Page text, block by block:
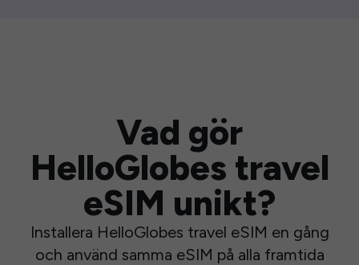
Vad gör
HelloGlobes travel
eSIM unikt?
Installera HelloGlobes travel eSIM en gång
och använd samma eSIM på alla framtida